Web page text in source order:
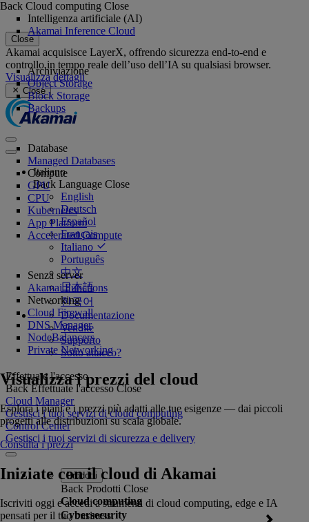
Close
Akamai acquisisce LayerX, offrendo sicurezza end-to-end e
controllo in tempo reale dell’uso dell’IA su qualsiasi browser.
Visualizza dettagli
Close
Italiano
Back Language Close
English
Deutsch
Español
Français
Italiano
Português
中文
日本語
한국어
Documentazione
Vendite
Supporto
Sotto attacco?
Effettuate l'accesso
Back Effettuate l'accesso Close
Cloud Manager
Gestisci i tuoi servizi di cloud computing
Control Center
Gestisci i tuoi servizi di sicurezza e delivery
Prodotti
Back Prodotti Close
Cloud computing
Cybersecurity
Back Cloud computing Close
Intelligenza artificiale (AI)
Akamai Inference Cloud
Archiviazione
Object Storage
Block Storage
Backups
Database
Managed Databases
Compute
GPU
CPU
Kubernetes
App Platform
Accelerated Compute
Senza server
Akamai Functions
Networking
Cloud Firewall
DNS Manager
NodeBalancers
Private Networking
Visualizza i prezzi del cloud
Esplora i piani e i prezzi più adatti alle tue esigenze — dai piccoli
progetti alle distribuzioni su scala globale.
Consulta i prezzi
Iniziate con il cloud di Akamai
Iscriviti oggi e accedi a strumenti di cloud computing, edge e IA
pensati per il tuo business.